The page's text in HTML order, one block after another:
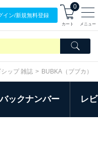
イン/新規無料登録
0
カート メニュー
ップ 雑誌 BUBKA（ブブカ）
バックナンバー レ